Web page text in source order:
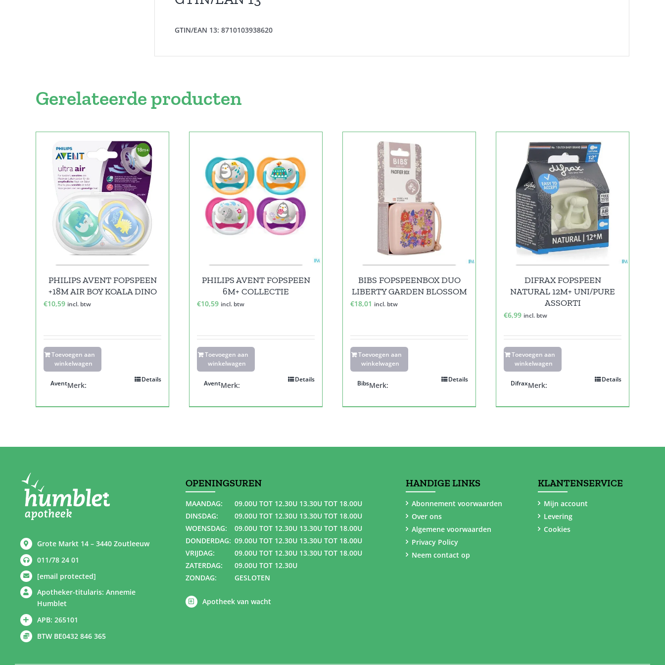
GTIN/EAN 13: 8710103938620
Gerelateerde producten
PHILIPS AVENT FOPSPEEN
+18M AIR BOY KOALA DINO
€10,59 incl. btw
Toevoegen aan
winkelwagen
Details
Merk:
Avent
PHILIPS AVENT FOPSPEEN
6M+ COLLECTIE
€10,59 incl. btw
Toevoegen aan
winkelwagen
Details
Merk:
Avent
BIBS FOPSPEENBOX DUO
LIBERTY GARDEN BLOSSOM
€18,01 incl. btw
Toevoegen aan
winkelwagen
Details
Merk:
Bibs
DIFRAX FOPSPEEN
NATURAL 12M+ UNI/PURE
ASSORTI
€6,99 incl. btw
Toevoegen aan
winkelwagen
Details
Merk:
Difrax
Grote Markt 14 – 3440 Zoutleeuw
011/78 24 01
[email protected]
Apotheker-titularis: Annemie
Humblet
APB: 265101
BTW BE0432 846 365
OPENINGSUREN
MAANDAG:
09.00U TOT 12.30U 13.30U TOT 18.00U
DINSDAG:
09.00U TOT 12.30U 13.30U TOT 18.00U
WOENSDAG:
09.00U TOT 12.30U 13.30U TOT 18.00U
DONDERDAG: 09.00U TOT 12.30U 13.30U TOT 18.00U
VRIJDAG:
09.00U TOT 12.30U 13.30U TOT 18.00U
ZATERDAG:
09.00U TOT 12.30U
ZONDAG:
GESLOTEN
Apotheek van wacht
HANDIGE LINKS
Abonnement voorwaarden
Over ons
Algemene voorwaarden
Privacy Policy
Neem contact op
KLANTENSERVICE
Mijn account
Levering
Cookies